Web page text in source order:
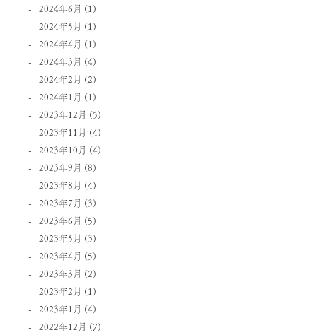
2024年6月 (1)
2024年5月 (1)
2024年4月 (1)
2024年3月 (4)
2024年2月 (2)
2024年1月 (1)
2023年12月 (5)
2023年11月 (4)
2023年10月 (4)
2023年9月 (8)
2023年8月 (4)
2023年7月 (3)
2023年6月 (5)
2023年5月 (3)
2023年4月 (5)
2023年3月 (2)
2023年2月 (1)
2023年1月 (4)
2022年12月 (7)